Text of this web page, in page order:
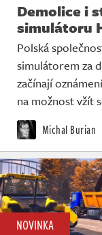
Demolice i
simulátoru
Polská
simulátorem za
začínají
na možnost vžít
Michal Burian
NOVINKA